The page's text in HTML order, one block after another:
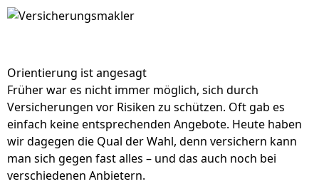
Orientierung ist angesagt
Früher war es nicht immer möglich, sich durch
Versicherungen vor Risiken zu schützen. Oft gab es
einfach keine entsprechenden Angebote. Heute haben
wir dagegen die Qual der Wahl, denn versichern kann
man sich gegen fast alles – und das auch noch bei
verschiedenen Anbietern.